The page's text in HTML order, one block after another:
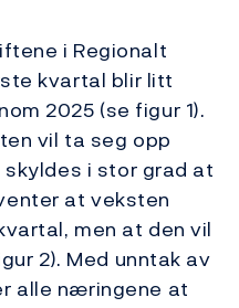
i Regionalt
kvartal blir litt
2025 (se figur 1).
vil ta seg opp
i stor grad at
at veksten
men at den vil
2). Med unntak av
alle næringene at